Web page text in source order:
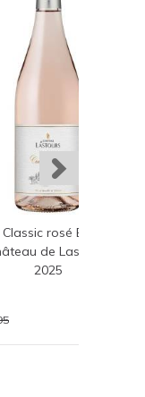
Classic rosé Bio
de Lastours
2025